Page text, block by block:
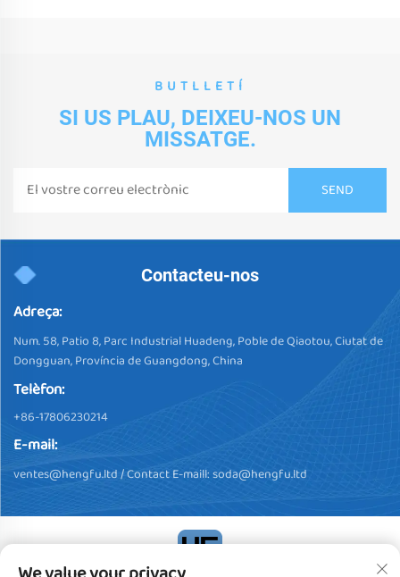
BUTLLETÍ
SI US PLAU, DEIXEU-NOS UN
MISSATGE.
Contacteu-nos
Adreça:
Num. 58, Patio 8, Parc Industrial Huadeng, Poble de Qiaotou, Ciutat de
Dongguan, Província de Guangdong, China
Telèfon:
+86-17806230214
E-mail:
ventes@hengfu.ltd/ Contact E-maill:soda@hengfu.ltd